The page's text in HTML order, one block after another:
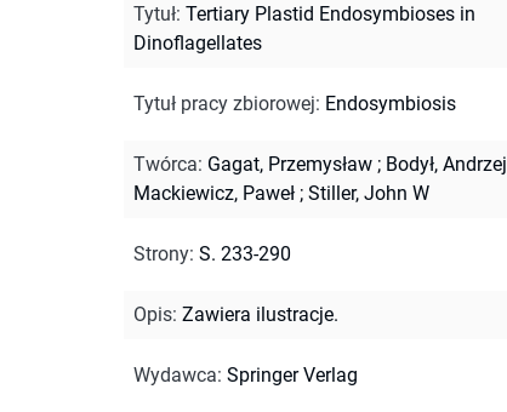
Tytuł: Tertiary Plastid Endosymbioses in
Dinoflagellates
Tytuł pracy zbiorowej: Endosymbiosis
Twórca: Gagat, Przemysław ; Bodył, Andrzej
Mackiewicz, Paweł ; Stiller, John W
Strony: S. 233-290
Opis: Zawiera ilustracje.
Wydawca: Springer Verlag